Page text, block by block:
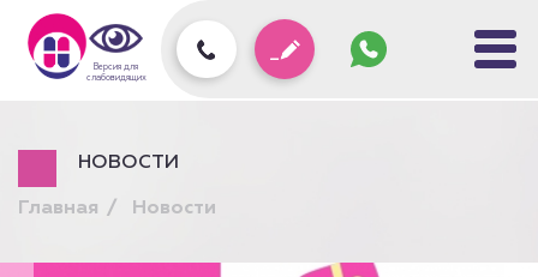
Версия для
слабовидящих
НОВОСТИ
Главная Новости